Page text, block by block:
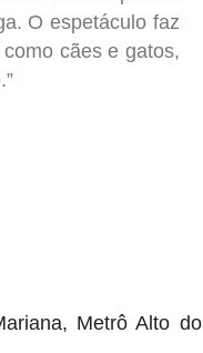
O espetáculo faz
cães e gatos,
Metrô Alto do